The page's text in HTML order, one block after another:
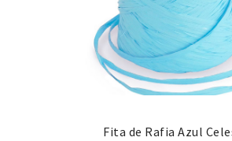
Fita de Rafia Azul